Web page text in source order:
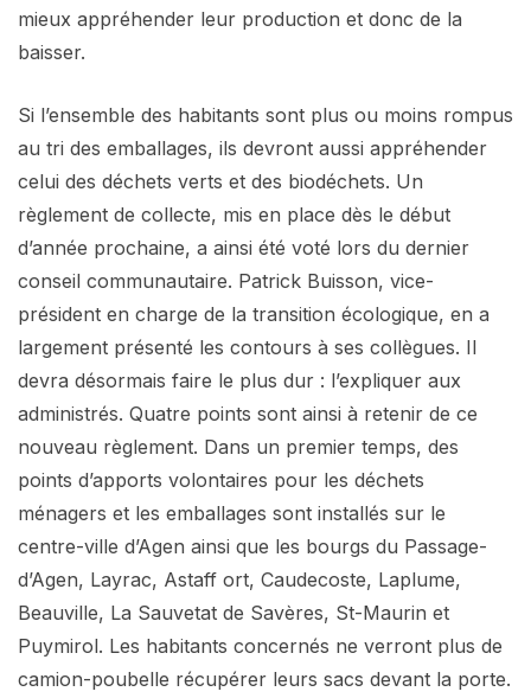
mieux appréhender leur production et donc de la
baisser.
Si l’ensemble des habitants sont plus ou moins rompus
au tri des emballages, ils devront aussi appréhender
celui des déchets verts et des biodéchets. Un
règlement de collecte, mis en place dès le début
d’année prochaine, a ainsi été voté lors du dernier
conseil communautaire. Patrick Buisson, vice-
président en charge de la transition écologique, en a
largement présenté les contours à ses collègues. Il
devra désormais faire le plus dur : l’expliquer aux
administrés. Quatre points sont ainsi à retenir de ce
nouveau règlement. Dans un premier temps, des
points d’apports volontaires pour les déchets
ménagers et les emballages sont installés sur le
centre-ville d’Agen ainsi que les bourgs du Passage-
d’Agen, Layrac, Astaff ort, Caudecoste, Laplume,
Beauville, La Sauvetat de Savères, St-Maurin et
Puymirol. Les habitants concernés ne verront plus de
camion-poubelle récupérer leurs sacs devant la porte.